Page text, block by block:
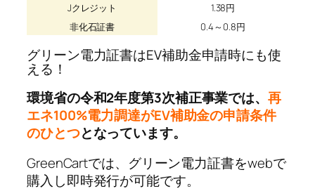
Jクレジット
1.38円
非化石証書
0.4～0.8円
グリーン電力証書はEV補助金申請時にも使
える！
環境省の令和2年度第3次補正事業では、再
エネ100%電力調達がEV補助金の申請条件
のひとつとなっています。
GreenCartでは、グリーン電力証書をwebで
購⼊し即時発行が可能です。